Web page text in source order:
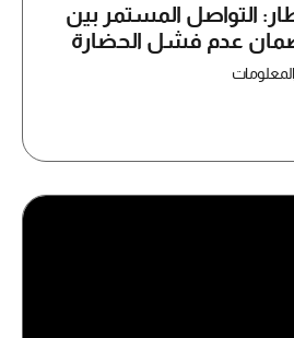
التواصل المستمر بين
عدم فشل الحضارة